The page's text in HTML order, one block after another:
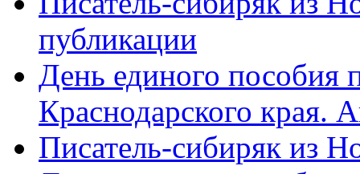
публикации
День единого пособия
Краснодарского края.
Писатель-сибиряк из